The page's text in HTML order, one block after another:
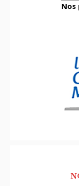
Nos